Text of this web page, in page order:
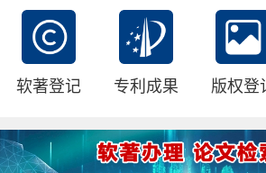
软著登记 专利成果 版权登